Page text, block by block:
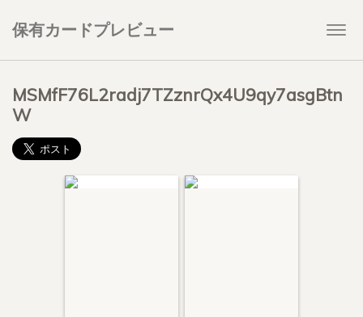
保有カードプレビュー
MSMfF76L2radj7TZznrQx4U9qy7asgBtn
W